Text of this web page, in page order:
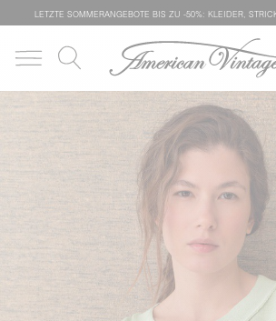
LETZTE SOMMERANGEBOTE BIS ZU -50%: KLEIDER,